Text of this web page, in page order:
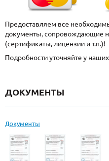
Предоставляем все
документы, сопровождающие
(сертификаты, лицензии и т.п.)!
Подробности уточняйте у
ДОКУМЕНТЫ
Документы